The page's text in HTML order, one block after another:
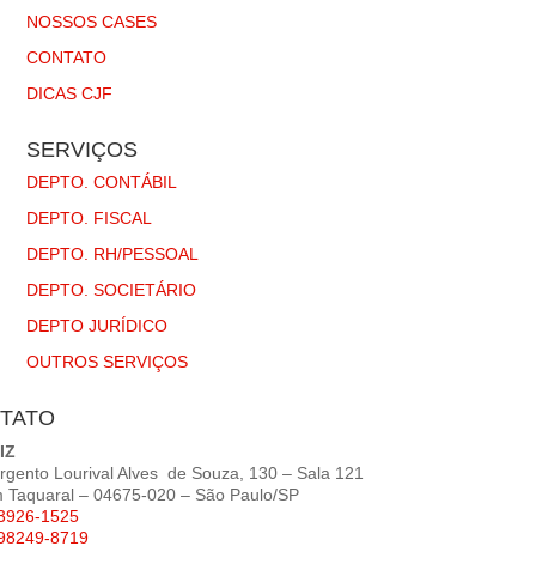
NOSSOS CASES
CONTATO
DICAS CJF
SERVIÇOS
DEPTO. CONTÁBIL
DEPTO. FISCAL
DEPTO. RH/PESSOAL
DEPTO. SOCIETÁRIO
DEPTO JURÍDICO
OUTROS SERVIÇOS
Lourival Alves de Souza, 130 – Sala 121
Taquaral – 04675-020 – São Paulo/SP
1525
8719